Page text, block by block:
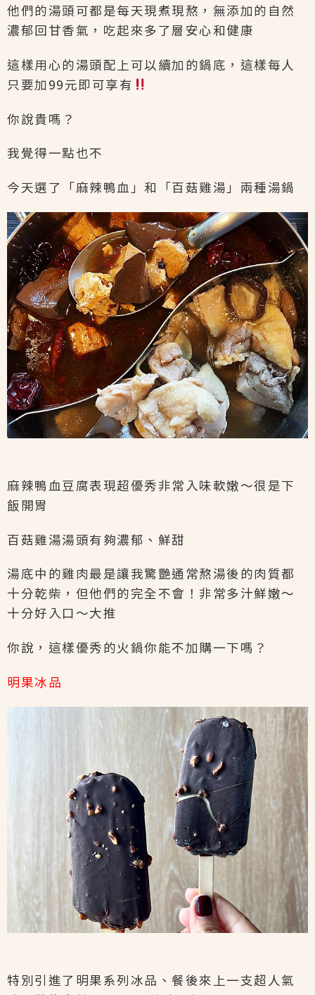
他們的湯頭可都是每天現煮現熬，無添加的自然
濃郁回甘香氣，吃起來多了層安心和健康
這樣用心的湯頭配上可以續加的鍋底，這樣每人
只要加99元即可享有
你說貴嗎？
我覺得一點也不
今天選了「麻辣鴨血」和「百菇雞湯」兩種湯鍋
麻辣鴨血豆腐表現超優秀非常入味軟嫩～很是下
飯開胃
百菇雞湯湯頭有夠濃郁、鮮甜
湯底中的雞肉最是讓我驚艷通常熬湯後的肉質都
十分乾柴，但他們的完全不會！非常多汁鮮嫩～
十分好入口～大推
你說，這樣優秀的火鍋你能不加購一下嗎？
明果冰品
特別引進了明果系列冰品、餐後來上一支超人氣